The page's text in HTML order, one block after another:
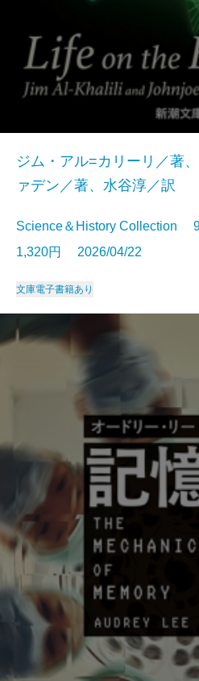
ジム・アル=カリーリ／著
ァデン／著、水谷淳／訳
Science＆History Collection
1,320円 2026/04/22
文庫電子書籍あり